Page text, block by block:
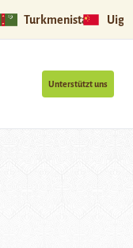
Turkmenistan
Unterstützt uns